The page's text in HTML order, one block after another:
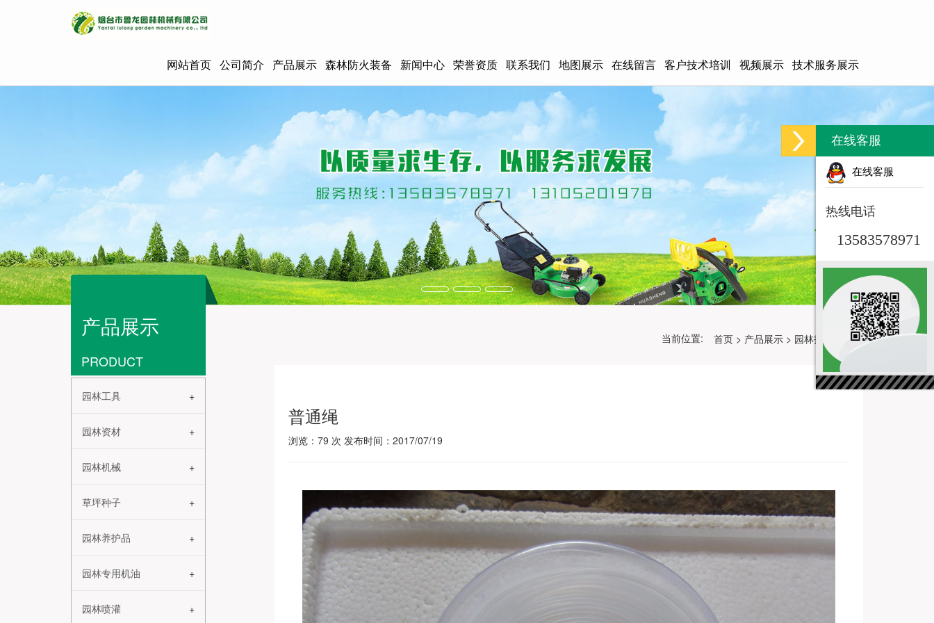
网站首页 公司简介 产品展示 森林防火装备 新闻中心 荣誉资质 联系我们 地图展示 在线留言 客户技术培训 视频展示 技术服务展示
当前位置: 首页 > 产品展示 > 园林打草头绳
产品展示
PRODUCT
园林工具
园林资材
园林机械
草坪种子
园林养护品
园林专用机油
园林喷灌
普通绳
浏览： 79 次 发布时间：2017/07/19
在线客服
在线客服
热线电话
13583578971